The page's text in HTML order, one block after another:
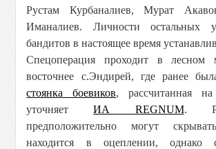
Рустам Курбаналиев, Мурат
Иманалиев. Личности остальных
бандитов в настоящее время
Спецоперация проходит в лесном
восточнее с.Эндирей, где ранее
стоянка боевиков, рассчитанная
уточняетИА REGNUM.
предположительно могут
находится в оцеплении, однако